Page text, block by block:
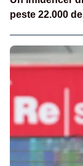
peste 22.000